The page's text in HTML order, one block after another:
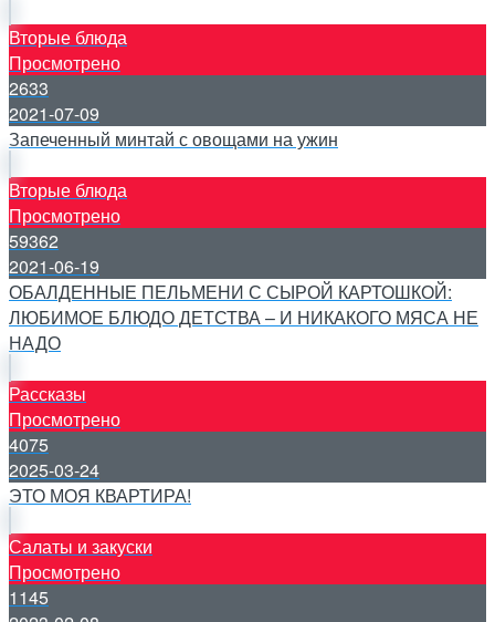
Вторые блюда
Просмотрено
2633
2021-07-09
Запеченный минтай с овощами на ужин
Вторые блюда
Просмотрено
59362
2021-06-19
ОБАЛДЕННЫЕ ПЕЛЬМЕНИ С СЫРОЙ КАРТОШКОЙ:
ЛЮБИМОЕ БЛЮДО ДЕТСТВА – И НИКАКОГО МЯСА НЕ
НАДО
Рассказы
Просмотрено
4075
2025-03-24
ЭТО МОЯ КВАРТИРА!
Салаты и закуски
Просмотрено
1145